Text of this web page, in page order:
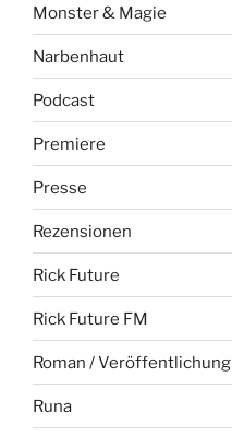
Monster & Magie
Narbenhaut
Podcast
Premiere
Presse
Rezensionen
Rick Future
Rick Future FM
Roman / Veröffentlichung
Runa